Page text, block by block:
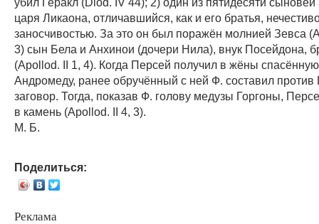
царя Ликаона, отличавшийся, как и его братья,
заносчивостью. За это он был поражён молнией Зевса
3) сын Бела и Анхинои (дочери Нила), внук Посейдона,
(Apollod. II 1, 4). Когда Персей получил в жёны
Андромеду, ранее обручённый с ней Ф. составил против
заговор. Тогда, показав Ф. голову медузы Горгоны,
в камень (Apollod. II 4, 3).
М. Б.
Поделиться:
Реклама